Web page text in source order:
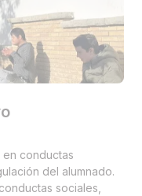
en conductas
del alumnado.
sociales,